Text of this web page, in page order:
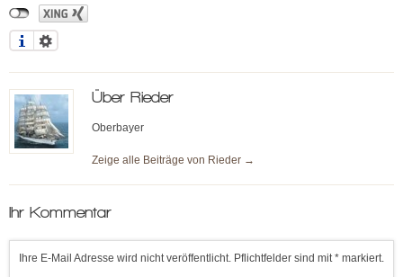
Über Rieder
Oberbayer
Zeige alle Beiträge von Rieder →
Ihr Kommentar
Ihre E-Mail Adresse wird nicht veröffentlicht. Pflichtfelder sind mit * markiert.